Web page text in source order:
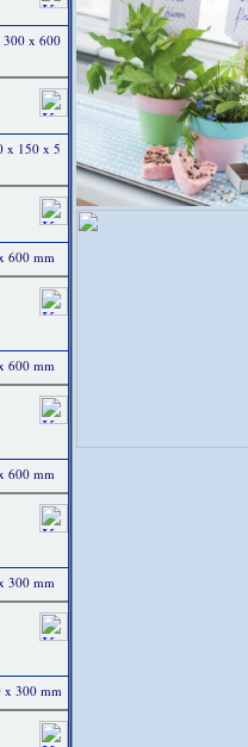
300 x 600
x 150 x 5
600 mm
600 mm
600 mm
300 mm
x 300 mm